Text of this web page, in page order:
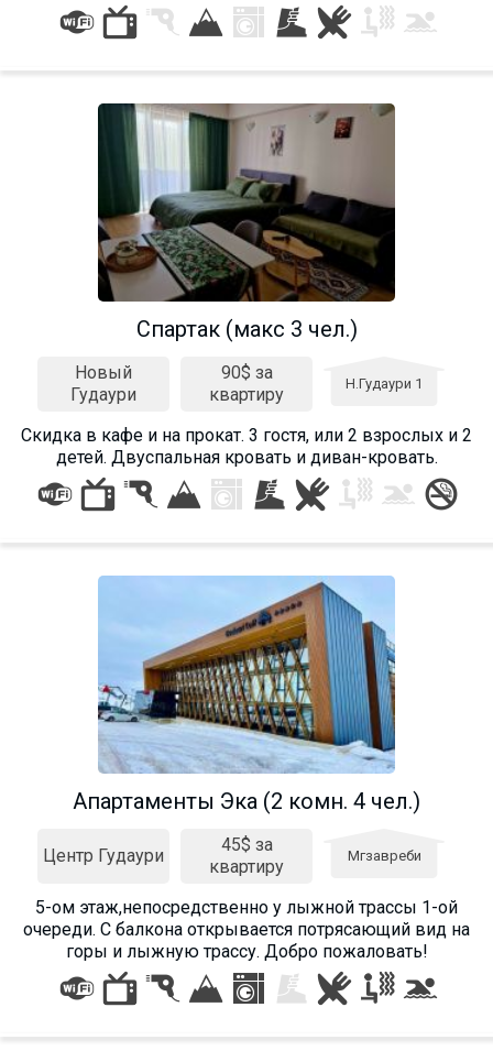
Спартак (макс 3 чел.)
Новый
Гудаури
90$ за
квартиру
Н.Гудаури 1
Скидка в кафе и на прокат. 3 гостя, или 2 взрослых и 2
детей. Двуспальная кровать и диван-кровать.
Апартаменты Эка (2 комн. 4 чел.)
Центр Гудаури
45$ за
квартиру
Мгзавреби
5-ом этаж,непосредственно у лыжной трассы 1-ой
очереди. С балкона открывается потрясающий вид на
горы и лыжную трассу. Добро пожаловать!